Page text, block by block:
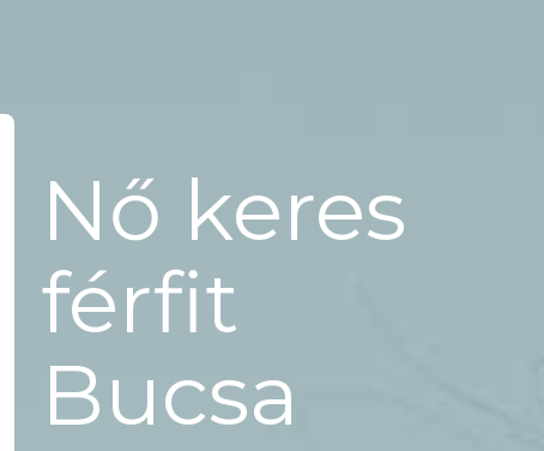
Nő keres
férfit
Bucsa